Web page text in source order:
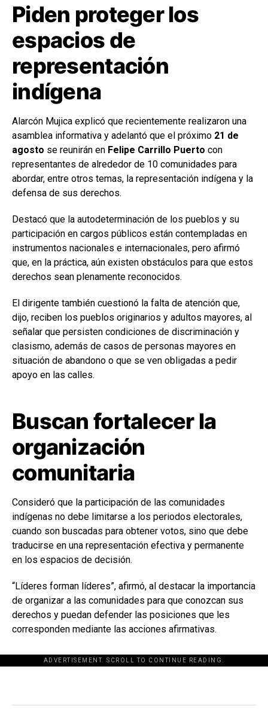
Piden proteger los
espacios de
representación
indígena
Alarcón Mujica explicó que recientemente realizaron una
asamblea informativa y adelantó que el próximo 21 de
agosto se reunirán en Felipe Carrillo Puerto con
representantes de alrededor de 10 comunidades para
abordar, entre otros temas, la representación indígena y la
defensa de sus derechos.
Destacó que la autodeterminación de los pueblos y su
participación en cargos públicos están contempladas en
instrumentos nacionales e internacionales, pero afirmó
que, en la práctica, aún existen obstáculos para que estos
derechos sean plenamente reconocidos.
El dirigente también cuestionó la falta de atención que,
dijo, reciben los pueblos originarios y adultos mayores, al
señalar que persisten condiciones de discriminación y
clasismo, además de casos de personas mayores en
situación de abandono o que se ven obligadas a pedir
apoyo en las calles.
Buscan fortalecer la
organización
comunitaria
Consideró que la participación de las comunidades
indígenas no debe limitarse a los periodos electorales,
cuando son buscadas para obtener votos, sino que debe
traducirse en una representación efectiva y permanente
en los espacios de decisión.
“Líderes forman líderes”, afirmó, al destacar la importancia
de organizar a las comunidades para que conozcan sus
derechos y puedan defender las posiciones que les
corresponden mediante las acciones afirmativas.
ADVERTISEMENT. SCROLL TO CONTINUE READING.
[adsforwp id="243463"]